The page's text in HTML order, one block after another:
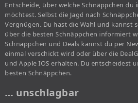
Entscheide, über welche Schnäppchen
möchtest. Selbst die Jagd nach
Vergnügen. Du hast die Wahl und kannst
über die besten Schnäppchen informiert
Schnäppchen und Deals kannst du per
einmal verschickt wird oder über die
und Apple IOS erhalten. Du entscheidest
besten Schnäppchen.
… unschlagbar